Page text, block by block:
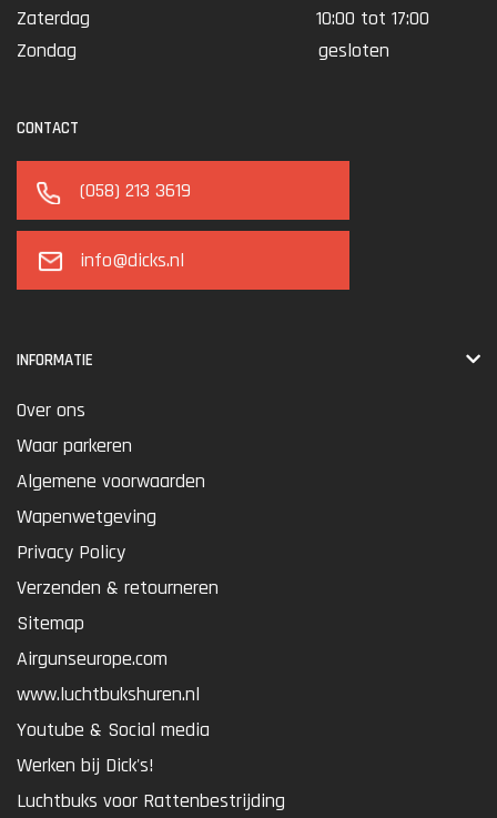
Zaterdag
10:00 tot 17:00
Zondag
gesloten
CONTACT
(058) 213 3619
info@dicks.nl
INFORMATIE
Over ons
Waar parkeren
Algemene voorwaarden
Wapenwetgeving
Privacy Policy
Verzenden & retourneren
Sitemap
Airgunseurope.com
www.luchtbukshuren.nl
Youtube & Social media
Werken bij Dick's!
Luchtbuks voor Rattenbestrijding